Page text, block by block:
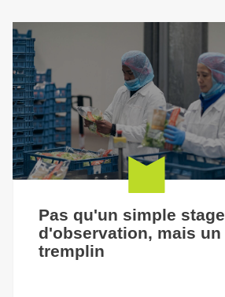
Pas qu'un simple stage
d'observation, mais un
tremplin